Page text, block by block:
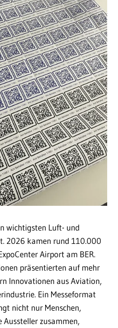
wichtigsten Luft- und
2026 kamen rund 110.000
Airport am BER.
präsentierten auf mehr
Innovationen aus Aviation,
Ein Messeformat
nicht nur Menschen,
zusammen,